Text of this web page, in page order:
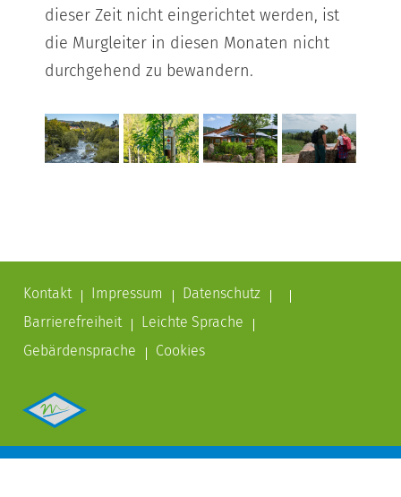
dieser Zeit nicht eingerichtet werden, ist
die Murgleiter in diesen Monaten nicht
durchgehend zu bewandern.
Kontakt Impressum
Datenschutz
Barrierefreiheit
Leichte Sprache
Gebärdensprache
Cookies